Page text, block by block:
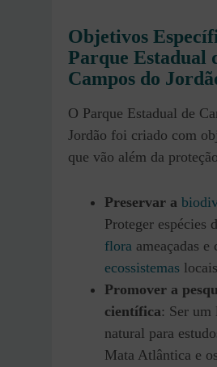
Objetivos
Parque Estadual
Campos do
O Parque Estadual de
Jordão foi criado com
que vão além da
Preservar a
Proteger espécies
flora ameaçadas e
ecossistemas
Promover a
científica: Ser um
natural para
Mata Atlântica e os